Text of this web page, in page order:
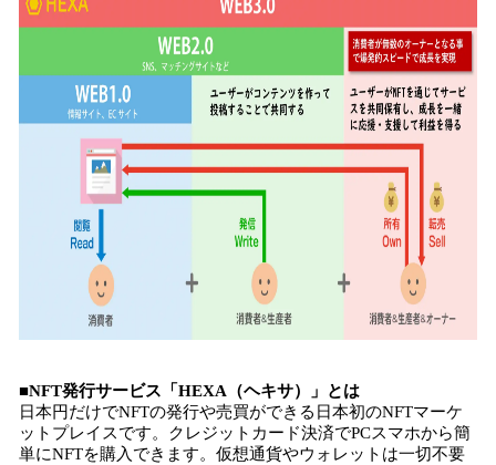
■NFT発行サービス「HEXA（ヘキサ）」とは
日本円だけでNFTの発行や売買ができる日本初のNFTマーケ
ットプレイスです。クレジットカード決済でPCスマホから簡
単にNFTを購入できます。仮想通貨やウォレットは一切不要